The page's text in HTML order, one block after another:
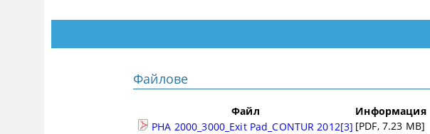
Файлове
Файл
Информация
PHA 2000_3000_Exit Pad_CONTUR 2012[3] [PDF, 7.23 MB]